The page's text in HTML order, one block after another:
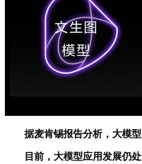
据麦肯锡报告分析，大模型
目前，大模型应用发展仍处